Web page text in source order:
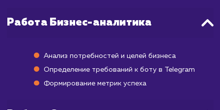
тестирование и отладку. В среднем,
Первый этап - это анализ
проектирование, который может занять